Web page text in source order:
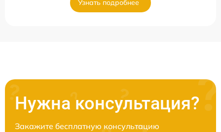
Узнать подробнее
Нужна консультация?
Закажите бесплатную консультацию